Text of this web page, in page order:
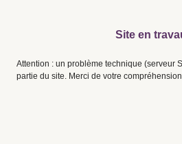
Site en
Attention : un problème technique (serveur
partie du site. Merci de votre compréhension.